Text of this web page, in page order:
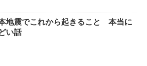
地震でこれから起きること 本当に
い話